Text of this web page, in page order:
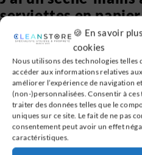
🍪 En savoir
cookies
Nous utilisons des technologies telles
accéder aux informations relatives
améliorer l’expérience de navigation
(non-)personnalisées. Consentir à
traiter des données telles que le
uniques sur ce site. Le fait de ne pas
consentement peut avoir un effet
caractéristiques.
serviettes en papier
Production de déchets : OUI
terminent à la poubelle, sont
Besoin en matière première :
pâte à papier)
Consommation énergétique :
Empreinte carbone : OUI
fonctionnement de l’usine et